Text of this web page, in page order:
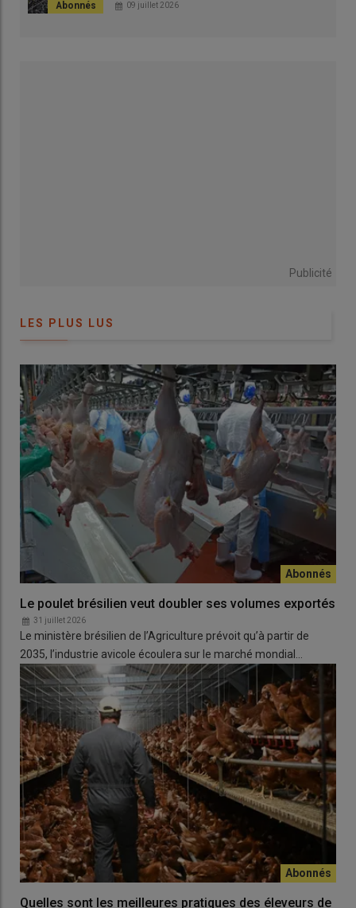
09 juillet 2026
Publicité
LES PLUS LUS
Le poulet brésilien veut doubler ses volumes exportés
31 juillet 2026
Le ministère brésilien de l’Agriculture prévoit qu’à partir de
2035, l’industrie avicole écoulera sur le marché mondial…
Quelles sont les meilleures pratiques des éleveurs de